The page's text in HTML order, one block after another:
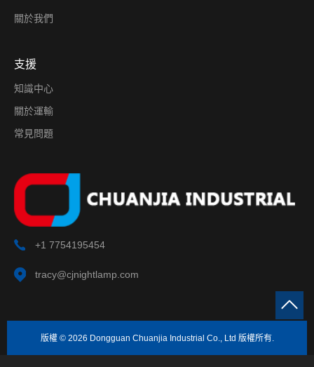
關於我們
支援
知識中心
關於運輸
常見問題
+1 7754195454
tracy@cjnightlamp.com
版權 © 2026 Dongguan Chuanjia Industrial Co., Ltd 版權所有.